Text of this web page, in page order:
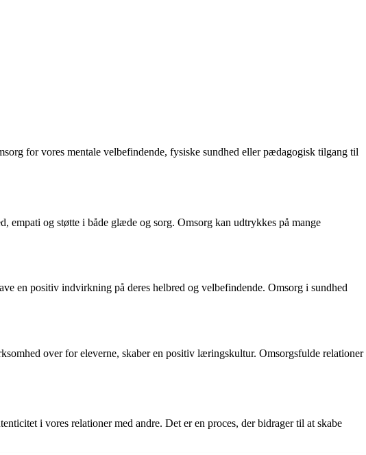
for vores mentale velbefindende, fysiske sundhed eller pædagogisk tilgang til
empati og støtte i både glæde og sorg. Omsorg kan udtrykkes på mange
en positiv indvirkning på deres helbred og velbefindende. Omsorg i sundhed
over for eleverne, skaber en positiv læringskultur. Omsorgsfulde relationer
i vores relationer med andre. Det er en proces, der bidrager til at skabe